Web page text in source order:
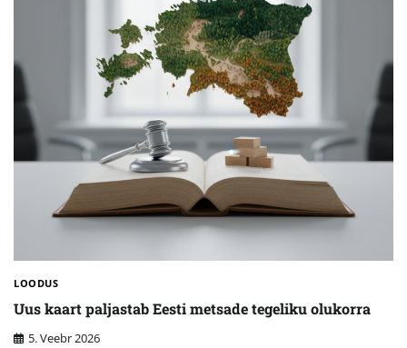
LOODUS
Uus kaart paljastab Eesti metsade tegeliku olukorra
5. Veebr 2026